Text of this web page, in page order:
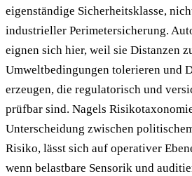
eigenständige Sicherheitsklasse,
industrieller Perimetersicherung.
eignen sich hier, weil sie Distanzen
Umweltbedingungen tolerieren und
erzeugen, die regulatorisch und
prüfbar sind. Nagels
Unterscheidung zwischen
Risiko, lässt sich auf operativer
wenn belastbare Sensorik und